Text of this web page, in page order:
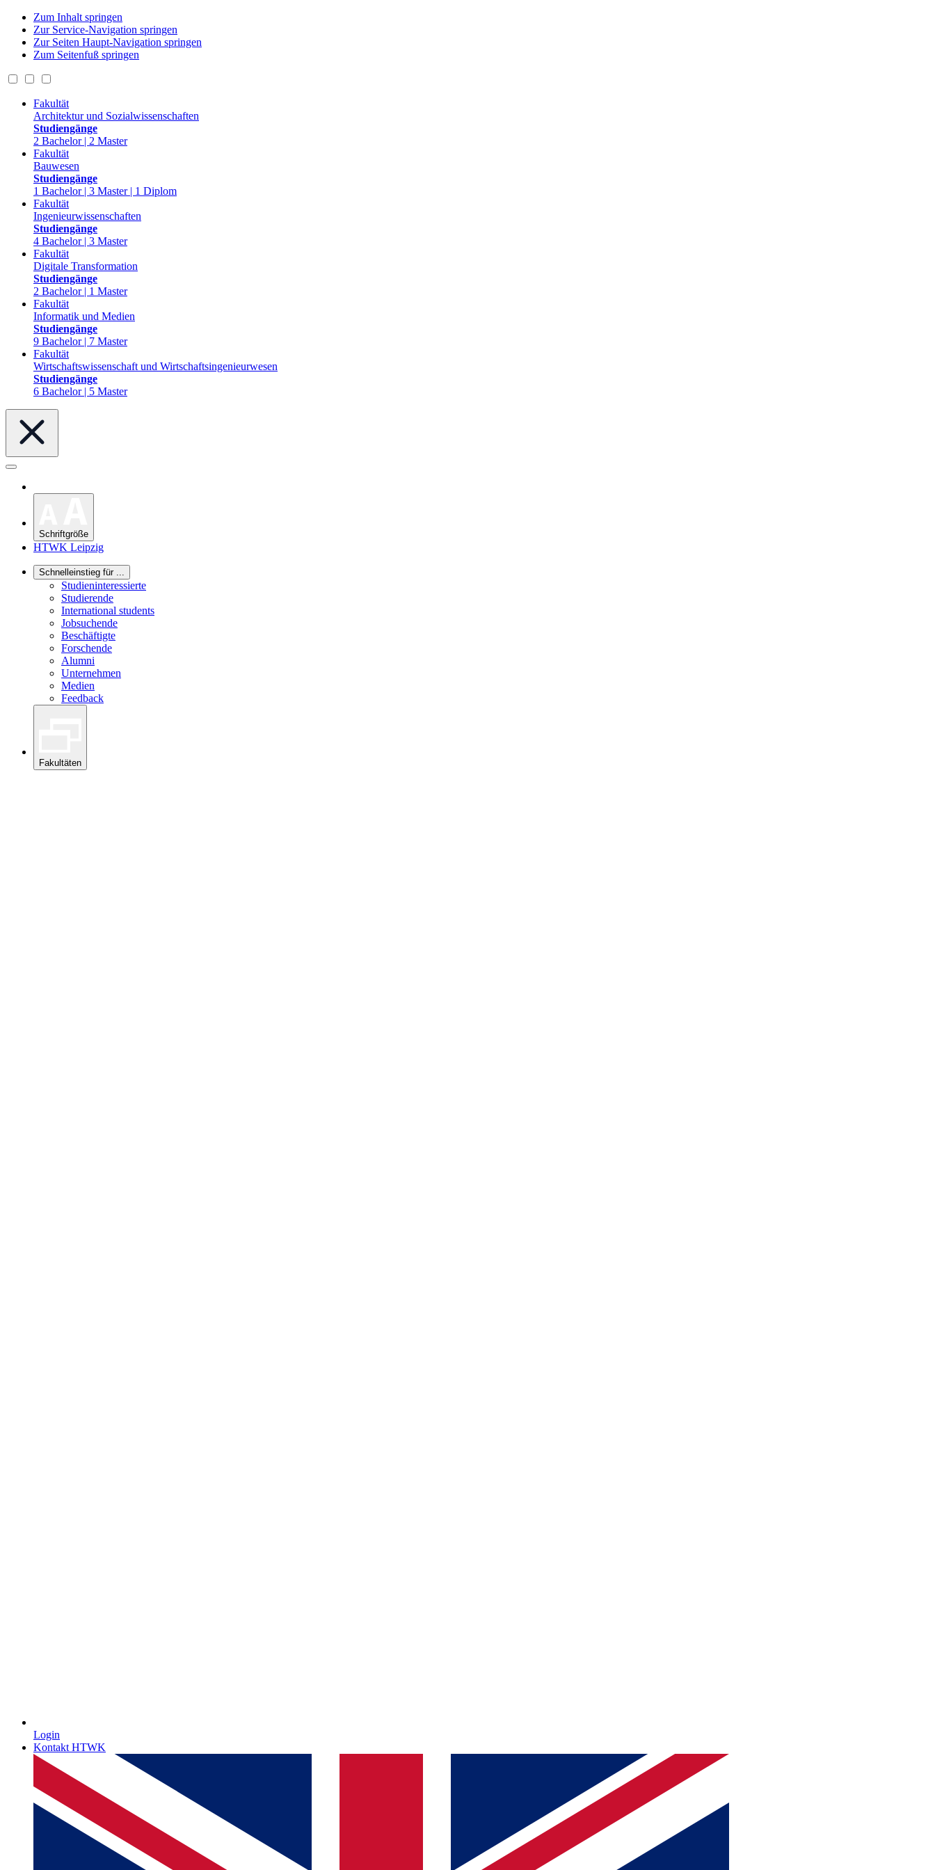
Zum Inhalt springen
Zur Service-Navigation springen
Zur Seiten Haupt-Navigation springen
Zum Seitenfuß springen
Fakultät
Architektur und Sozialwissenschaften
Studiengänge
2 Bachelor | 2 Master
Fakultät
Bauwesen
Studiengänge
1 Bachelor | 3 Master | 1 Diplom
Fakultät
Ingenieurwissenschaften
Studiengänge
4 Bachelor | 3 Master
Fakultät
Digitale Transformation
Studiengänge
2 Bachelor | 1 Master
Fakultät
Informatik und Medien
Studiengänge
9 Bachelor | 7 Master
Fakultät
Wirtschaftswissenschaft und Wirtschaftsingenieurwesen
Studiengänge
6 Bachelor | 5 Master
Schriftgröße
HTWK Leipzig
Schnelleinstieg für ...
Studieninteressierte
Studierende
International students
Jobsuchende
Beschäftigte
Forschende
Alumni
Unternehmen
Medien
Feedback
Fakultäten
Login
Kontakt HTWK